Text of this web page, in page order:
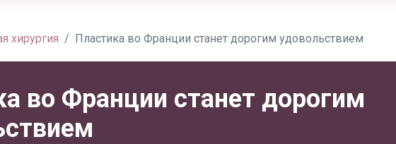
хирургия Пластика во Франции станет дорогим удовольствием
во Франции станет дорогим